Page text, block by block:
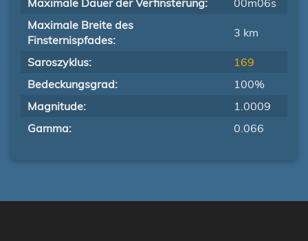
Maximale Dauer der Verfinsterung:
00m06s
Maximale Breite des
Finsternispfades:
3 km
Saroszyklus:
169
Bedeckungsgrad:
100%
Magnitude:
1.0009
Gamma:
0.066